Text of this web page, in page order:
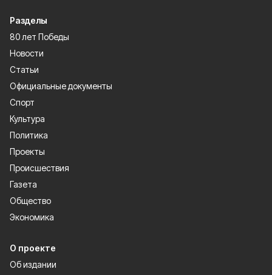
Разделы
80 лет Победы
Новости
Статьи
Официальные документы
Спорт
Культура
Политика
Проекты
Происшествия
Газета
Общество
Экономика
О проекте
Об издании